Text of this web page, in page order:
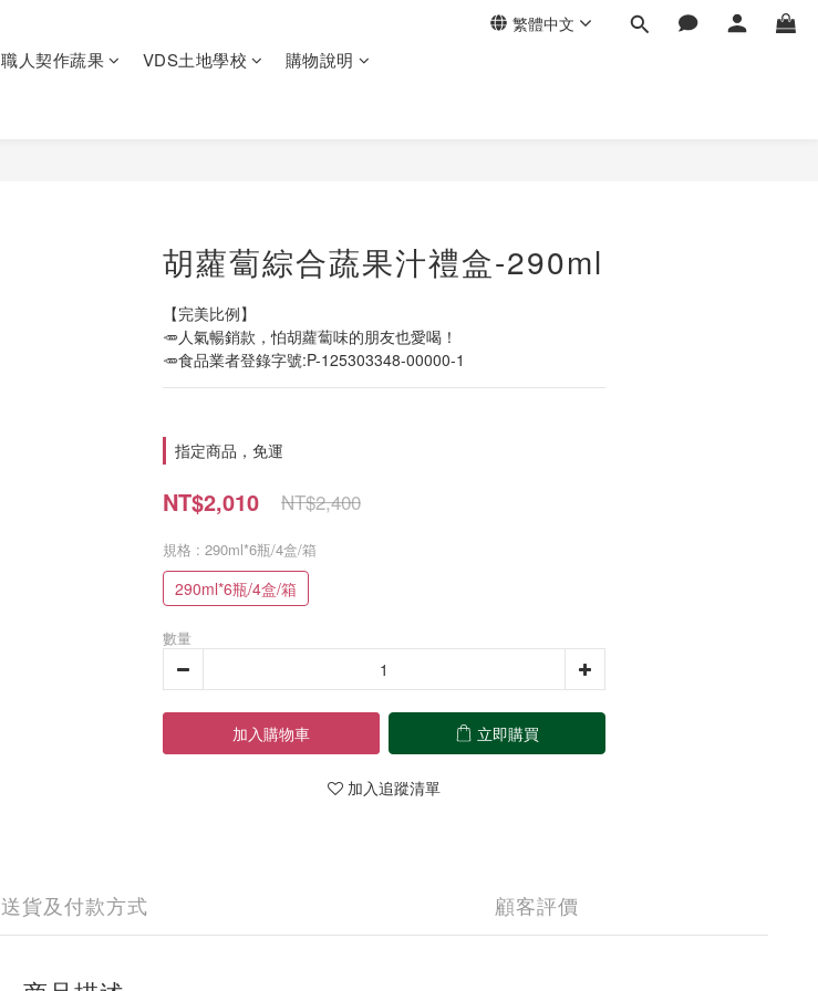
繁體中文
職人契作蔬果 VDS土地學校
購物說明
胡蘿蔔綜合蔬果汁禮盒-290ml
【完美比例】
🥕人氣暢銷款，怕胡蘿蔔味的朋友也愛喝！
🥕食品業者登錄字號:P-125303348-00000-1
指定商品，免運
NT$2,010 NT$2,400
規格 : 290ml*6瓶/4盒/箱
290ml*6瓶/4盒/箱
數量
加入購物車 立即購買
加入追蹤清單
送貨及付款方式 顧客評價